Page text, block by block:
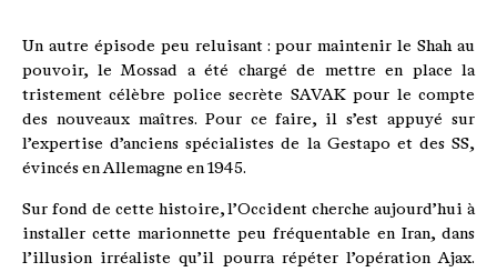
Un autre épisode peu reluisant : pour maintenir le Shah au
pouvoir, le Mossad a été chargé de mettre en place la
tristement célèbre police secrète SAVAK pour le compte
des nouveaux maîtres. Pour ce faire, il s’est appuyé sur
l’expertise d’anciens spécialistes de la Gestapo et des SS,
évincés en Allemagne en 1945.
Sur fond de cette histoire, l’Occident cherche aujourd’hui à
installer cette marionnette peu fréquentable en Iran, dans
l’illusion irréaliste qu’il pourra répéter l’opération Ajax.